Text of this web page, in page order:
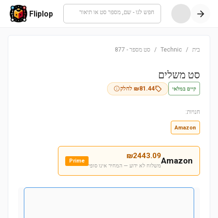
חפש לגו - שם, מספר סט או תיאור Fliplop
בית /
Technic
/ סט מספר -
877
סט משלים
קיים במלאי ₪81.44 לחלק
חנויות:
Amazon
Amazon
₪2443.09
משלוח לא ידוע — המחיר אינו סופי
Prime